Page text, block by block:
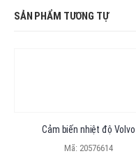
SẢN PHẨM TƯƠNG TỰ
Cảm biến nhiệt độ Volvo
Mã: 20576614